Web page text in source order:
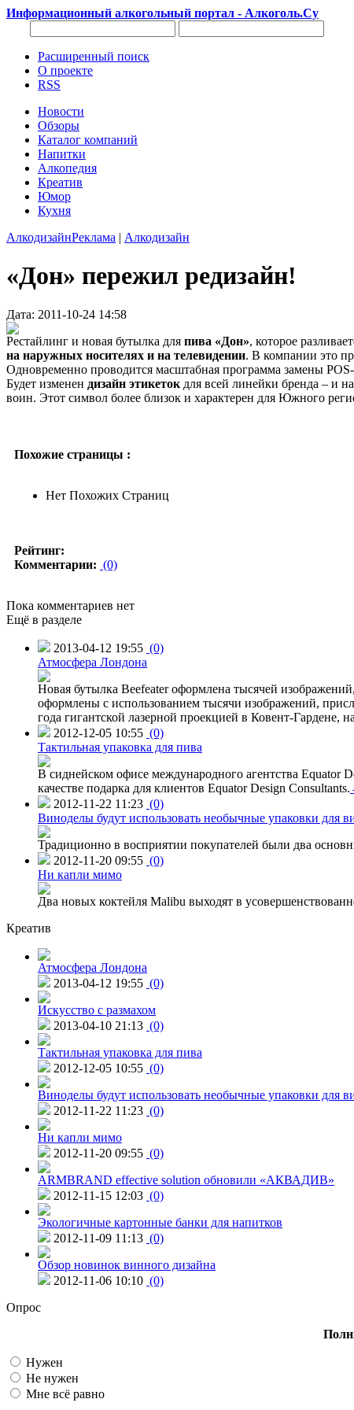
Информационный алкогольный портал - Алкоголь.Су
Расширенный поиск
О проекте
RSS
Новости
Обзоры
Каталог компаний
Напитки
Алкопедия
Креатив
Юмор
Кухня
АлкодизайнРеклама | Алкодизайн
«Дон» пережил редизайн!
Дата: 2011-10-24 14:58
Рестайлинг и новая бутылка для пива «Дон», которое
на наружных носителях и на телевидении. В компании это
Одновременно проводится масштабная программа замены
Будет изменен дизайн этикеток для всей линейки бренда – и
воин. Этот символ более близок и характерен для Южного
Похожие страницы :
Нет Похожих Страниц
Рейтинг:
Комментарии: (0)
Пока комментариев нет
Ещё в разделе
2013-04-12 19:55 (0)
Атмосфера Лондона
Новая бутылка Beefeater оформлена тысячей
оформлены с использованием тысячи изображений,
года гигантской лазерной проекцией в Ковент-
2012-12-05 10:55 (0)
Тактильная упаковка для пива
В сиднейском офисе международного агентства Equator
качестве подарка для клиентов Equator Design Consultants.
2012-11-22 11:23 (0)
Виноделы будут использовать необычные упаковки для
Традиционно в восприятии покупателей были два
2012-11-20 09:55 (0)
Ни капли мимо
Два новых коктейля Malibu выходят в
Креатив
Атмосфера Лондона
2013-04-12 19:55 (0)
Искусство с размахом
2013-04-10 21:13 (0)
Тактильная упаковка для пива
2012-12-05 10:55 (0)
Виноделы будут использовать необычные упаковки для
2012-11-22 11:23 (0)
Ни капли мимо
2012-11-20 09:55 (0)
ARMBRAND effective solution обновили «АКВАДИВ»
2012-11-15 12:03 (0)
Экологичные картонные банки для напитков
2012-11-09 11:13 (0)
Обзор новинок винного дизайна
2012-11-06 10:10 (0)
Опрос
Нужен
Не нужен
Мне всё равно